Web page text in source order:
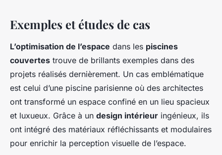
Exemples et études de cas
L’optimisation de l’espace dans les piscines
couvertes trouve de brillants exemples dans des
projets réalisés dernièrement. Un cas emblématique
est celui d’une piscine parisienne où des architectes
ont transformé un espace confiné en un lieu spacieux
et luxueux. Grâce à un design intérieur ingénieux, ils
ont intégré des matériaux réfléchissants et modulaires
pour enrichir la perception visuelle de l’espace.